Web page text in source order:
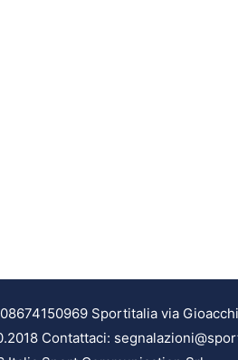
Sportitalia via
Contattaci: